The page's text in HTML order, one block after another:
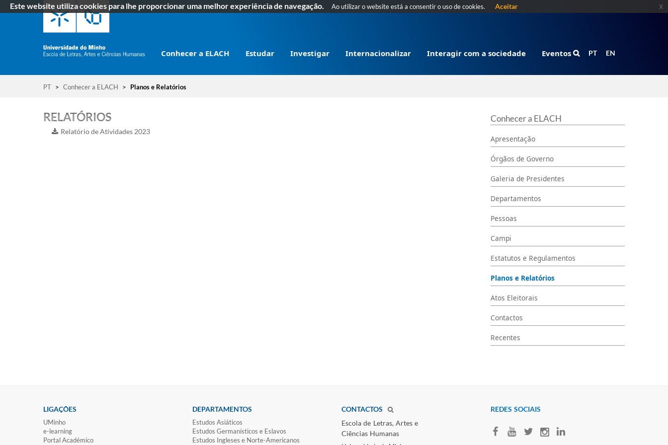
Conhecer a ELACH Estudar Investigar Internacionalizar Interagir com a sociedade Eventos EN
PT
PT > Conhecer a ELACH > Planos e Relatórios
RELATÓRIOS
Relatório de Atividades 2023
Conhecer a ELACH
Apresentação
Órgãos de Governo
Galeria de Presidentes
Departamentos
Pessoas
Campi
Estatutos e Regulamentos
Planos e Relatórios
Atos Eleitorais
Contactos
Recentes
LIGAÇÕES
UMinho
e-learning
Portal Académico
DEPARTAMENTOS
Estudos Asiáticos
Estudos Germanísticos e Eslavos
Estudos Ingleses e Norte-​Americanos
CONTACTOS
Escola de Letras, Artes e
Ciências Humanas
REDES SOCIAI​S
Este website utiliza cookies para lhe proporcionar uma melhor experiência de navegação. Ao utilizar o website está a consentir o uso de cookies. Aceitar x